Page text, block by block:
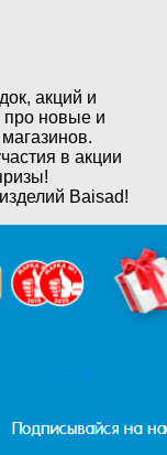
акций и
про новые и
в акции
Baisad!